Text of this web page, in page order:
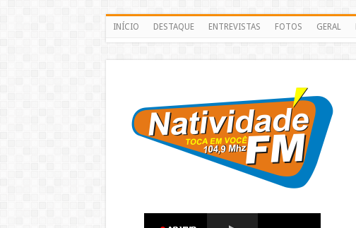
INÍCIO DESTAQUE ENTREVISTAS FOTOS GERAL